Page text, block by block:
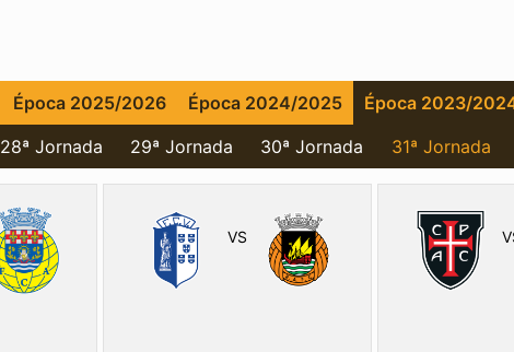
Época 2025/2026 Época 2024/2025 Época 2023/
28ª Jornada 29ª Jornada 30ª Jornada 31ª Jornada
VS